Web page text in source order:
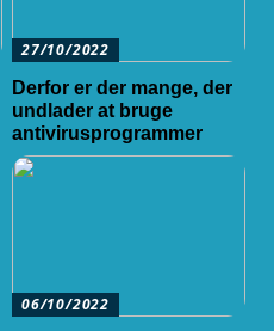
27/10/2022
Derfor er der mange, der
undlader at bruge
antivirusprogrammer
06/10/2022